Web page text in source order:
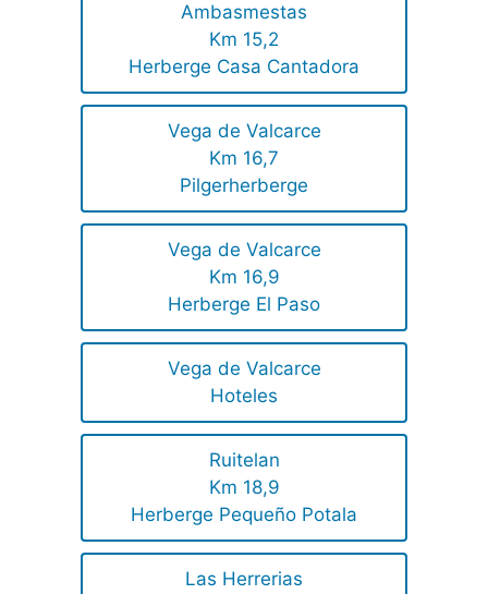
Ambasmestas
Km 15,2
Herberge Casa Cantadora
Vega de Valcarce
Km 16,7
Pilgerherberge
Vega de Valcarce
Km 16,9
Herberge El Paso
Vega de Valcarce
Hoteles
Ruitelan
Km 18,9
Herberge Pequeño Potala
Las Herrerias